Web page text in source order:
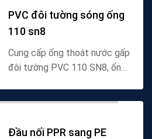
nối trực tiếp c...
PVC đôi tường sóng ống
110 sn8
Cung cấp ống thoát nước gấp
đôi tường PVC 110 SN8, ống
chôn để thoát nước thành
Đầu nối PPR sang PE